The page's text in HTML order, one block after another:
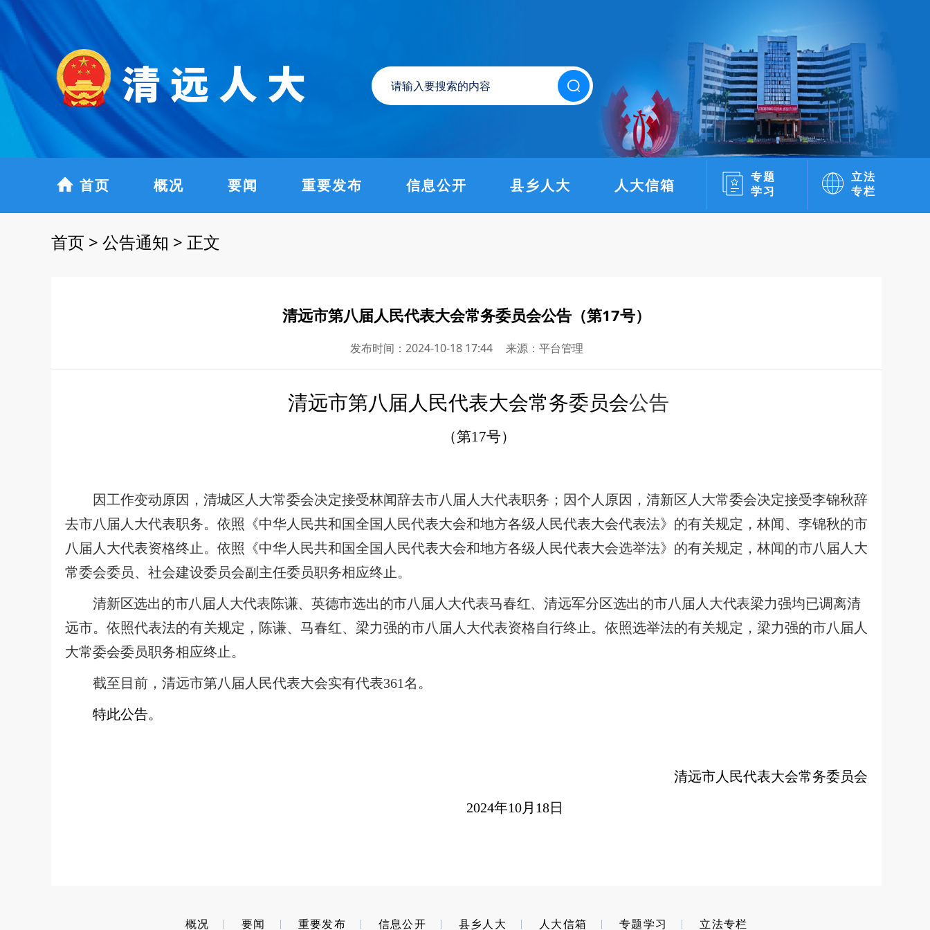
首页 概况 要闻 重要发布 信息公开 县乡人大 人大信箱
专题
学习
立法
专栏
首页 > 公告通知 > 正文
清远市第八届人民代表大会常务委员会公告（第17号）
发布时间： 2024-10-18 17:44 来源：平台管理
清远市第八届人民代表大会常务委员会公告
（第17号）
因工作变动原因，清城区人大常委会决定接受林闻辞去市八届人大代表职务；因个人原因，清新区人大常委会决定接受李锦秋辞
去市八届人大代表职务。依照《中华人民共和国全国人民代表大会和地方各级人民代表大会代表法》的有关规定，林闻、李锦秋的市
八届人大代表资格终止。依照《中华人民共和国全国人民代表大会和地方各级人民代表大会选举法》的有关规定，林闻的市八届人大
常委会委员、社会建设委员会副主任委员职务相应终止。
清新区选出的市八届人大代表陈谦、英德市选出的市八届人大代表马春红、清远军分区选出的市八届人大代表梁力强均已调离清
远市。依照代表法的有关规定，陈谦、马春红、梁力强的市八届人大代表资格自行终止。依照选举法的有关规定，梁力强的市八届人
大常委会委员职务相应终止。
截至目前，清远市第八届人民代表大会实有代表361名。
特此公告。
清远市人民代表大会常务委员会
2024年10月 18日
概况 要闻 重要发布 信息公开 县乡人大 人大信箱 专题学习 立法专栏